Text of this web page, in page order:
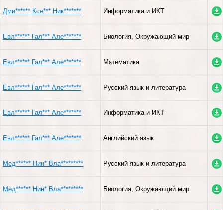
Дми****** Ксе*** Ник******* Информатика и ИКТ
Евл****** Гал*** Але******* Биология, Окружающий мир
Евл****** Гал*** Але******* Математика
Евл****** Гал*** Але******* Русский язык и литература
Евл****** Гал*** Але******* Информатика и ИКТ
Евл****** Гал*** Але******* Английский язык
Мед****** Нин* Вла********* Русский язык и литература
Мед****** Нин* Вла********* Биология, Окружающий мир